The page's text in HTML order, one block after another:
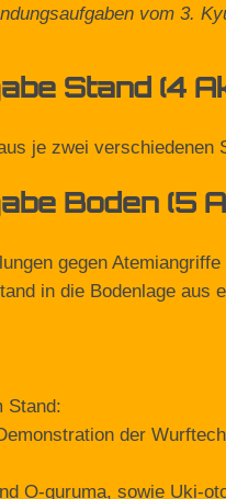
vom 3.
Stand (4
je zwei verschiedenen
Boden (5
gegen
in die Bodenlage aus
Stand:
der
O-guruma, sowie Uki-